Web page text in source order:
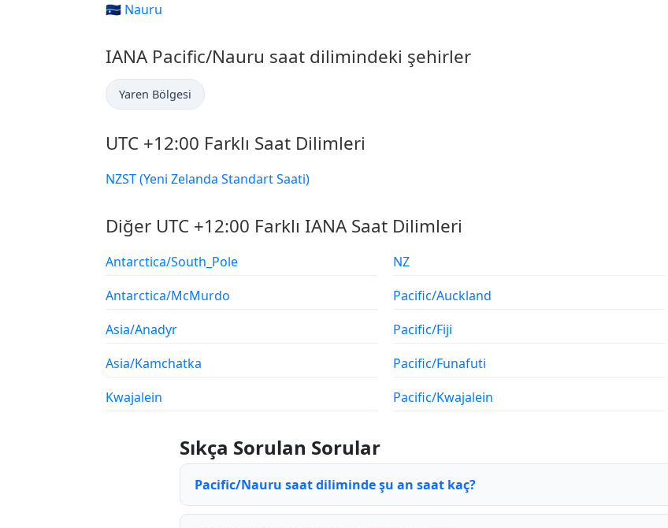
🇳🇷 Nauru
IANA Pacific/Nauru saat dilimindeki şehirler
Yaren Bölgesi
UTC +12:00 Farklı Saat Dilimleri
NZST (Yeni Zelanda Standart Saati)
Diğer UTC +12:00 Farklı IANA Saat Dilimleri
Antarctica/South_Pole
Antarctica/McMurdo
Asia/Anadyr
Asia/Kamchatka
Kwajalein
NZ
Pacific/Auckland
Pacific/Fiji
Pacific/Funafuti
Pacific/Kwajalein
Sıkça Sorulan Sorular
Pacific/Nauru saat diliminde şu an saat kaç?